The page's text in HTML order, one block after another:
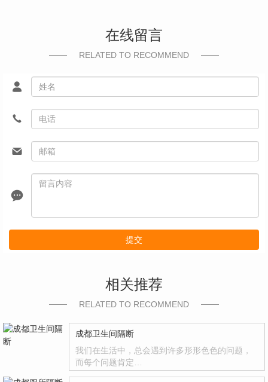
在线留言
RELATED TO RECOMMEND
提交
相关推荐
RELATED TO RECOMMEND
成都卫生间隔断
我们在生活中，总会遇到许多形形色色的问题，
而每个问题肯定…